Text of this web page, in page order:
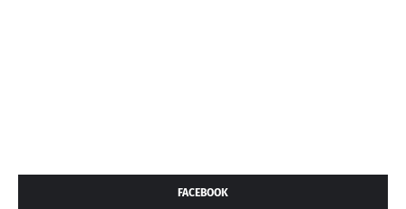
FACEBOOK